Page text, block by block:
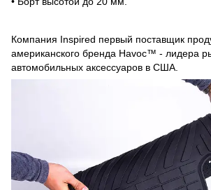
Компания Inspired первый поставщик
американского бренда Havoc™ - лидера
автомобильных аксессуаров в США.